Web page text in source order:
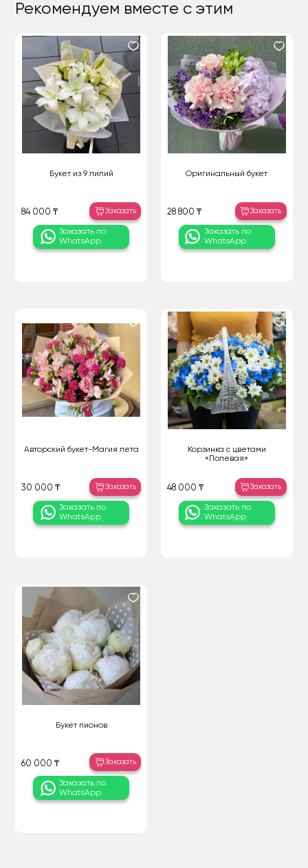
Рекомендуем вместе с этим
Букет из 9 лилий
84 000 ₸ Заказать
Заказать по
WhatsApp
Оригинальный букет
28 800 ₸ Заказать
Заказать по
WhatsApp
Авторский букет-Магия лета
30 000 ₸ Заказать
Заказать по
WhatsApp
Корзинка с цветами
«Полевая»
48 000 ₸ Заказать
Заказать по
WhatsApp
Букет пионов
60 000 ₸ Заказать
Заказать по
WhatsApp